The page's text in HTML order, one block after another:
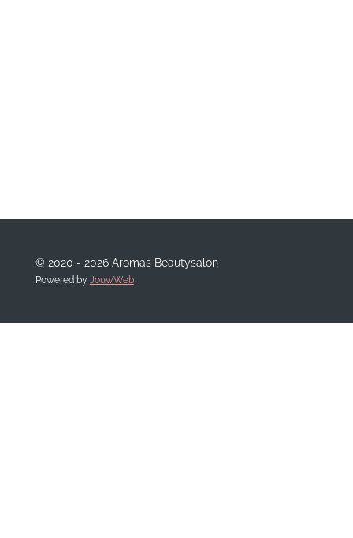
© 2020 - 2026 Aromas Beautysalon
Powered by JouwWeb